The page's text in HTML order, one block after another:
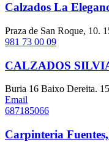
Calzados La
Praza de San Roque, 10.
981 73 00 09
CALZADOS
Buria 16 Baixo Dereita.
Email
687185066
Carpinteria